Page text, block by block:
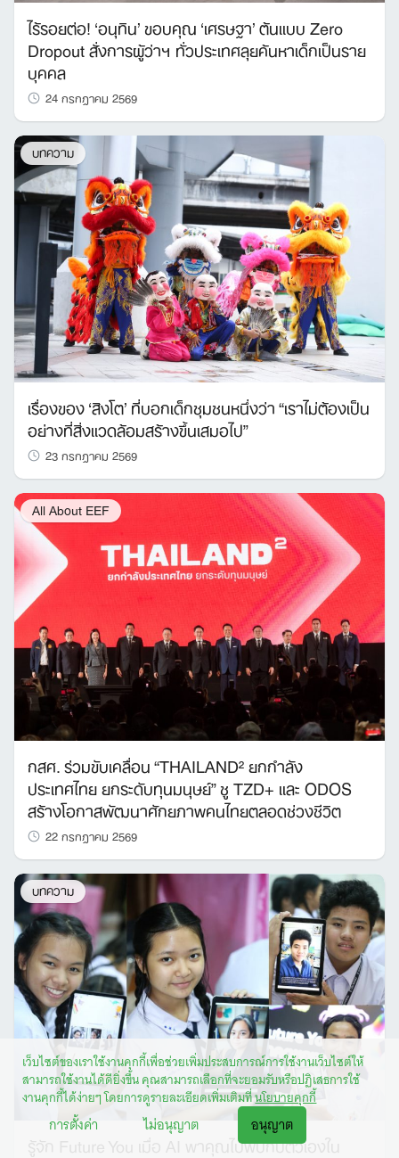
เว็บไซต์ของเราใช้งานคุกกี้เพื่อช่วยเพิ่มประสบการณ์การใช้งานเว็บไซต์ให้
สามารถใช้งานได้ดียิ่งขึ้น คุณสามารถเลือกที่จะยอมรับหรือปฏิเสธการใช้
งานคุกกี้ได้ง่ายๆ โดยการดูรายละเอียดเพิ่มเติมที่นโยบายคุกกี้
การตั้งค่า ไม่อนุญาต อนุญาต
ไร้รอยต่อ! ‘อนุทิน’ ขอบคุณ ‘เศรษฐา’ ต้นแบบ Zero
Dropout สั่งการผู้ว่าฯ ทั่วประเทศลุยค้นหาเด็กเป็นราย
บุคคล
24 กรกฎาคม 2569
บทความ
เรื่องของ ‘สิงโต’ ที่บอกเด็กชุมชนหนึ่งว่า “เราไม่ต้องเป็น
อย่างที่สิ่งแวดล้อมสร้างขึ้นเสมอไป”
23 กรกฎาคม 2569
All About EEF
กสศ. ร่วมขับเคลื่อน “THAILAND² ยกกำลัง
ประเทศไทย ยกระดับทุนมนุษย์” ชู TZD+ และ ODOS
สร้างโอกาสพัฒนาศักยภาพคนไทยตลอดช่วงชีวิต
22 กรกฎาคม 2569
บทความ
รู้จัก Future You เมื่อ AI พาคุณไปพบกับตัวเองใน